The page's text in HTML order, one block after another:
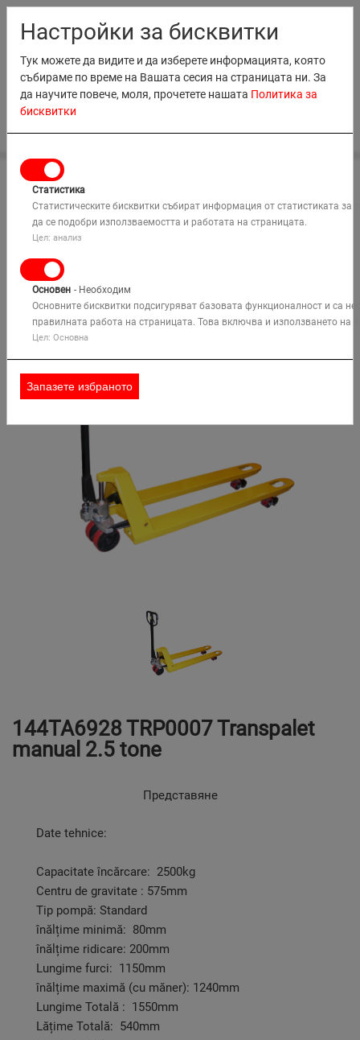
RO
НАЕМАНЕ
ПРОДАЖБИ
ОБУЧЕНИЕ
КОМПАНИЯ
РЕШЕНИЯ
МЕСТА
КОНТАКТ
Начало
Наемане на оборудване
Дивизия Подемни Платформи
Индустриални & Неравен Терен Мотокари
144TA6928 TRP0007 Transpalet
manual 2.5 tone
Представяне
Date tehnice:
Capacitate încărcare: 2500kg
Centru de gravitate : 575mm
Tip pompă: Standard
înălțime minimă: 80mm
înălțime ridicare: 200mm
Lungime furci: 1150mm
înălțime maximă (cu măner): 1240mm
Lungime Totală : 1550mm
Lățime Totală: 540mm
Настройки за бисквитки
Тук можете да видите и да изберете информацията, която
събираме по време на Вашата сесия на страницата ни. За
да научите повече, моля, прочетете нашата Политика за
бисквитки
Статистика
Статистическите бисквитки събират информация от статистиката за
да се подобри използваемостта и работата на страницата.
Цел: анализ
Основен - Необходим
Основните бисквитки подсигуряват базовата функционалност и са
правилната работа на страницата. Това включва и използването на
Цел: Основна
Запазете избраното